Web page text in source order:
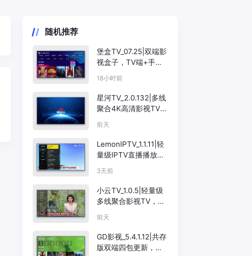
随机推荐
堡盒TV_07.25|双端影
视盒子，TV端+手机
端多源聚合
18小时前
星河TV_2.0.132|多线
聚合4K高清影视TV，
海量资源
前天
LemonIPTV_1.1.11|轻
量级IPTV直播播放
器，支持M3U/EPG
3天前
小云TV_1.0.5|轻量级
多线聚合影视TV，简
洁流畅
前天
GD影视_5.4.1.12|共存
版双端四包更新，